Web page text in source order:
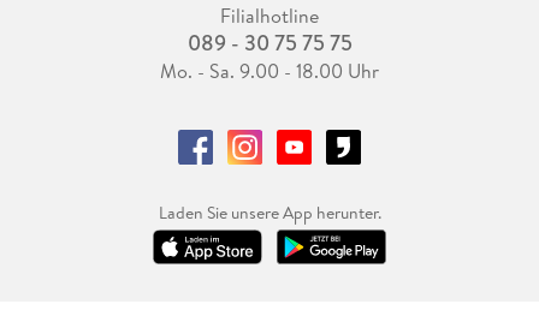
Filialhotline
089 - 30 75 75 75
Mo. - Sa. 9.00 - 18.00 Uhr
Laden Sie unsere App herunter.